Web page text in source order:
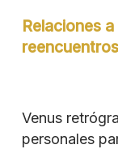
Relaciones
Venus
personales